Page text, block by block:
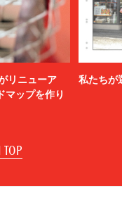
リニューア
ップを作り
私たちが
TOP